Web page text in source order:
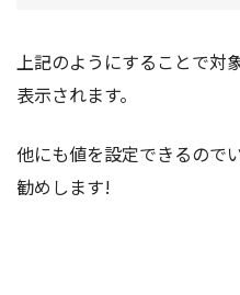
上記のようにすることで対
表示されます。
他にも値を設定できるので
勧めします!